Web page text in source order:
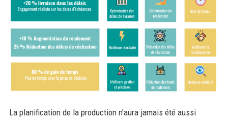
La planification de la production n’aura jamais été aussi